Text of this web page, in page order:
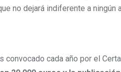
no dejará indiferente a ningún
convocado cada año por el